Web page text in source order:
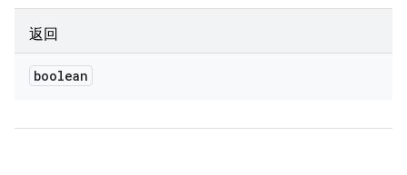
返回
boolean